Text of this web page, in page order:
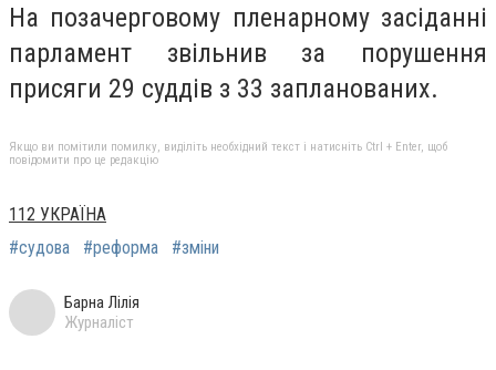
На позачерговому пленарному засіданні
парламент звільнив за порушення
присяги 29 суддів з 33 запланованих.
Якщо ви помітили помилку, виділіть необхідний текст і натисніть Ctrl + Enter, щоб
повідомити про це редакцію
112 УКРАЇНА
#судова
#реформа #зміни
Барна Лілія
Журналіст